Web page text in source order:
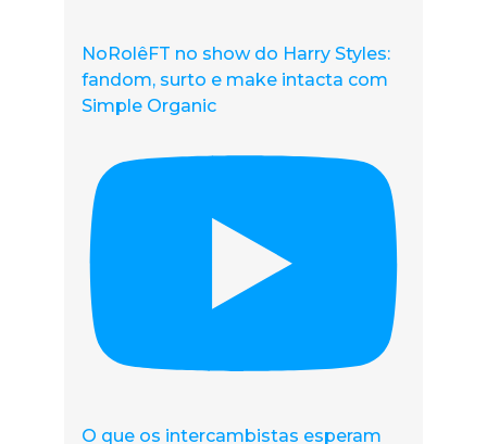
NoRolêFT no show do Harry Styles:
fandom, surto e make intacta com
Simple Organic
O que os intercambistas esperam